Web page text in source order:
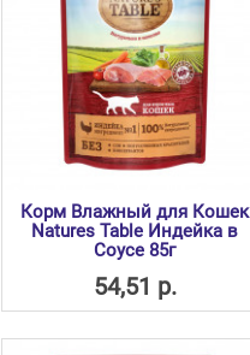
Корм Влажный для Кошек
Natures Table Индейка в
Соусе 85г
54,51 р.